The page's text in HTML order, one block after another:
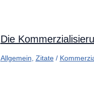
Die
Allgemein Zitate/